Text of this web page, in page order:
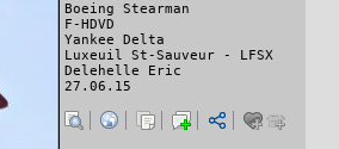
Boeing Stearman
F-HDVD
Yankee Delta
Luxeuil St-Sauveur - LFSX
Delehelle Eric
27.06.15